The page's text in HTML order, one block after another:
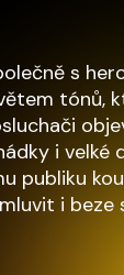
s
tónů,
i velké
publiku
i beze